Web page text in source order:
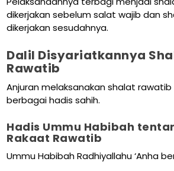
dikerjakan sebelum salat wajib dan
dikerjakan sesudahnya.
Dalil Disyariatkannya
Rawatib
Anjuran melaksanakan shalat
berbagai hadis sahih.
Hadis Ummu Habibah
Rakaat Rawatib
Ummu Habibah Radhiyallahu ‘Anha